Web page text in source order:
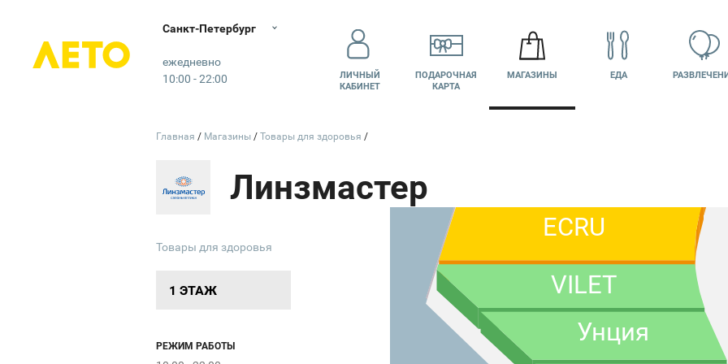
Лето
Санкт-Петербург
ежедневно
10:00 - 22:00
ЛИЧНЫЙ
КАБИНЕТ
ПОДАРОЧНАЯ
КАРТА
МАГАЗИНЫ ЕДА
КИНО
Линзмастер
Товары для здоровья
1 ЭТАЖ
РЕЖИМ РАБОТЫ Унция
VILET
ECRU
Главная Магазины Товары для здоровья